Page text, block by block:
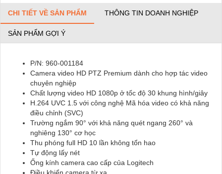
CHI TIẾT VỀ SẢN PHẨM THÔNG TIN DOANH NGHIỆP
SẢN PHẨM GỢI Ý
P/N: 960-001184
Camera video HD PTZ Premium dành cho hợp tác video
chuyên nghiệp
Chất lượng video HD 1080p ở tốc độ 30 khung hình/giây
H.264 UVC 1.5 với công nghệ Mã hóa video có khả năng
điều chỉnh (SVC)
Trường ngắm 90° với khả năng quét ngang 260° và
nghiêng 130° cơ học
Thu phóng full HD 10 lần không tổn hao
Tự động lấy nét
Ống kính camera cao cấp của Logitech